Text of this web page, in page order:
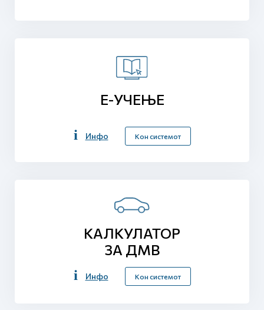
Е-УЧЕЊЕ
Инфо Кон системот
КАЛКУЛАТОР
ЗА ДМВ
Инфо Кон системот